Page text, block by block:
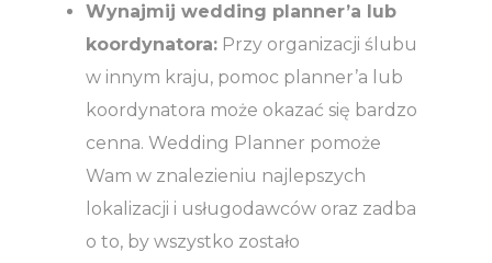
Wynajmij wedding planner’a lub
koordynatora:Przy organizacji ślubu
w innym kraju, pomoc planner’a lub
koordynatora może okazać się bardzo
cenna. Wedding Planner pomoże
Wam w znalezieniu najlepszych
lokalizacji i usługodawców oraz zadba
o to, by wszystko zostało